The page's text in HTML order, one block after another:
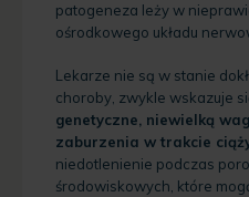
patogeneza leży w
ośrodkowego układu
Lekarze nie są w stanie
choroby, zwykle wskazuje
genetyczne, niewielką
zaburzenia w trakcie
niedotlenienie podczas
środowiskowych, które